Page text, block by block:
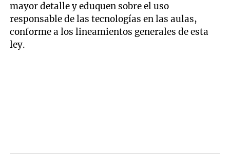
mayor detalle y eduquen sobre el uso
responsable de las tecnologías en las aulas,
conforme a los lineamientos generales de esta
ley.